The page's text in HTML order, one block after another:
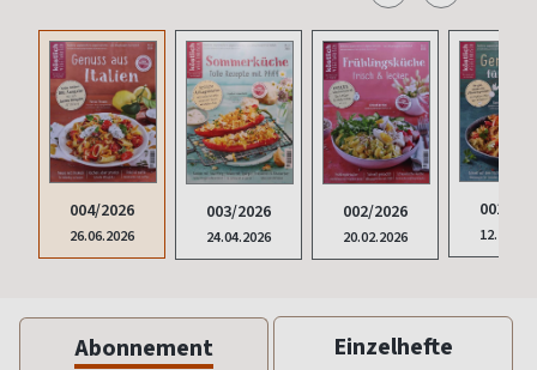
004/2026
26.06.2026
003/2026
24.04.2026
002/2026
20.02.2026
001/
Abonnement Einzelhefte